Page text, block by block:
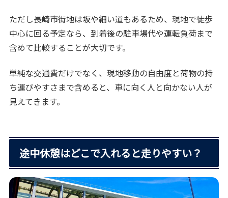
ただし長崎市街地は坂や細い道もあるため、現地で徒歩
中心に回る予定なら、到着後の駐車場代や運転負荷まで
含めて比較することが大切です。
単純な交通費だけでなく、現地移動の自由度と荷物の持
ち運びやすさまで含めると、車に向く人と向かない人が
見えてきます。
途中休憩はどこで入れると走りやすい？